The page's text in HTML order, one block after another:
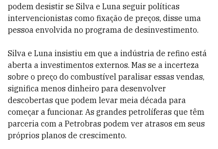
podem desistir se Silva e Luna seguir políticas
intervencionistas como fixação de preços, disse uma
pessoa envolvida no programa de desinvestimento.
Silva e Luna insistiu em que a indústria de refino está
aberta a investimentos externos. Mas se a incerteza
sobre o preço do combustível paralisar essas vendas,
significa menos dinheiro para desenvolver
descobertas que podem levar meia década para
começar a funcionar. As grandes petrolíferas que têm
parceria com a Petrobras podem ver atrasos em seus
próprios planos de crescimento.